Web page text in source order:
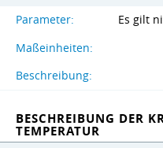
Parameter:
Es gilt
Maßeinheiten:
Beschreibung:
BESCHREIBUNG DER
TEMPERATUR